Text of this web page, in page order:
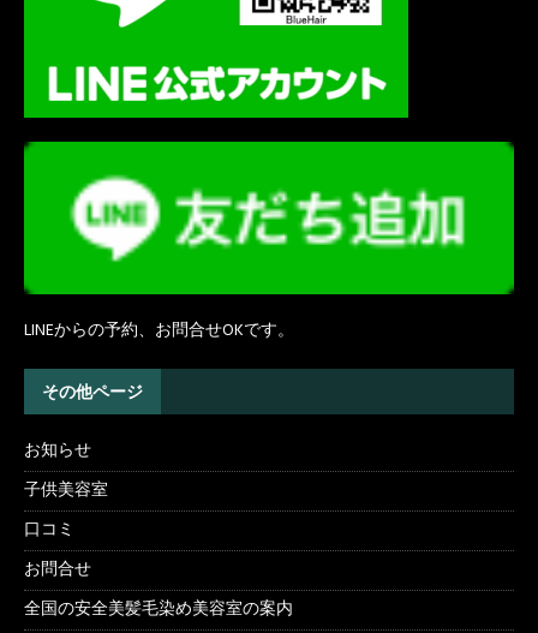
LINEからの予約、お問合せOKです。
その他ページ
お知らせ
子供美容室
口コミ
お問合せ
全国の安全美髪毛染め美容室の案内